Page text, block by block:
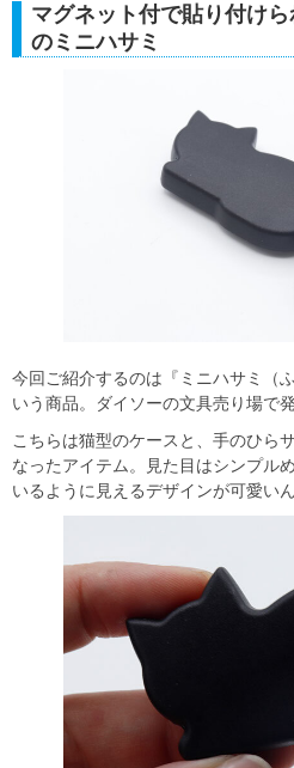
マグネット付で貼り付け
のミニハサミ
今回ご紹介するのは『ミニハサミ（
いう商品。ダイソーの文具売り場で
こちらは猫型のケースと、手のひら
なったアイテム。見た目はシンプル
いるように見えるデザインが可愛いん